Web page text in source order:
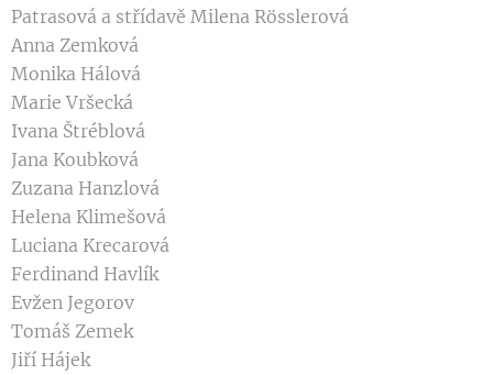
Patrasová a střídavě Milena Rösslerová
Anna Zemková
Monika Hálová
Marie Vršecká
Ivana Štréblová
Jana Koubková
Zuzana Hanzlová
Helena Klimešová
Luciana Krecarová
Ferdinand Havlík
Evžen Jegorov
Tomáš Zemek
Jiří Hájek